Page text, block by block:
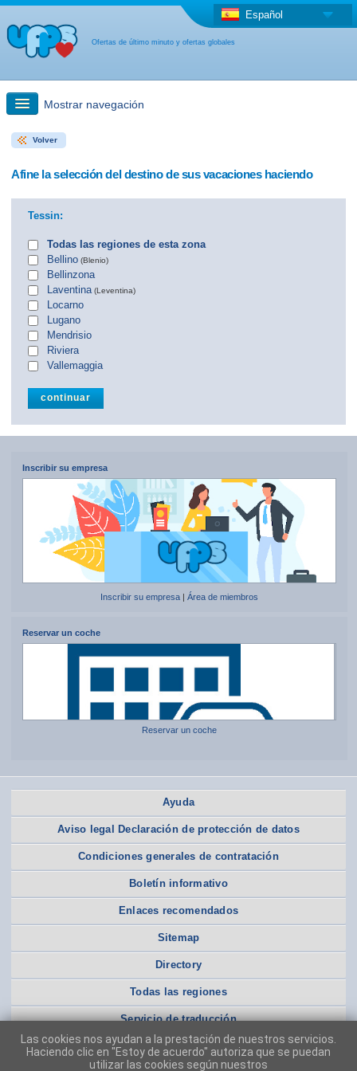
Ofertas de último minuto y ofertas globales
Español
Mostrar navegación
búsqueda rápida
otro país
Volver
Afine la selección del destino de sus vacaciones haciendo
Tessin:
Todas las regiones de esta zona
Bellino (Blenio)
Bellinzona
Laventina (Leventina)
Locarno
Lugano
Mendrisio
Riviera
Vallemaggia
Inscribir su empresa
Inscribir su empresa| Área de miembros
Reservar un coche
Reservar un coche
Ayuda
Aviso legal Declaración de protección de datos
Condiciones generales de contratación
Boletín informativo
Enlaces recomendados
Sitemap
Directory
Todas las regiones
Servicio de traducción
Las cookies nos ayudan a la prestación de nuestros servicios.
Haciendo clic en "Estoy de acuerdo" autoriza que se puedan
utilizar las cookies según nuestros